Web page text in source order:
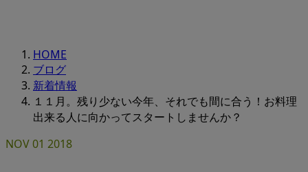
HOME
ブログ
新着情報
１１月。残り少ない今年、それでも間に合う！お料理
出来る人に向かってスタートしませんか？
NOV01 2018